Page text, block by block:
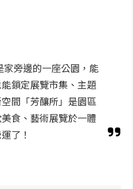
旁邊的一座公園，能
鎖定展覽市集、主題
間「芳釀所」是園區
食、藝術展覽於一體
了！